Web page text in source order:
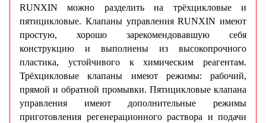
RUNXIN можно разделить на трёхцикловые и
пятицикловые. Клапаны управления RUNXIN имеют
простую, хорошо зарекомендовавшую себя
конструкцию и выполнены из высокопрочного
пластика, устойчивого к химическим реагентам.
Трёхцикловые клапаны имеют режимы: рабочий,
прямой и обратной промывки. Пятицикловые клапана
управления имеют дополнительные режимы
приготовления регенерационного раствора и подачи